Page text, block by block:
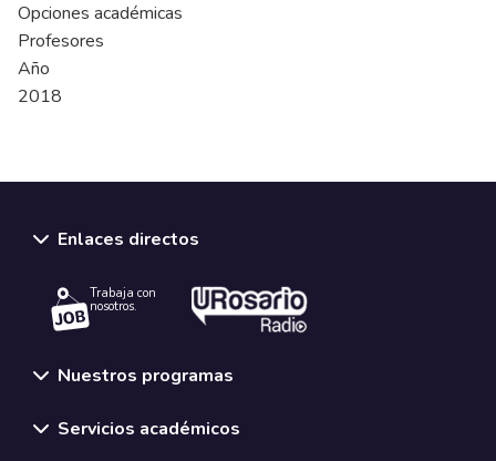
Opciones académicas
Profesores
Año
2018
Enlaces directos
Trabaja con
nosotros.
Nuestros programas
Servicios académicos